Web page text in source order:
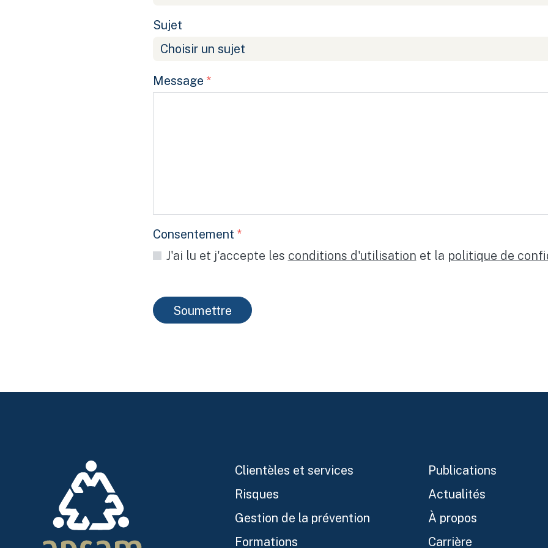
Sujet
Message *
Consentement *
J'ai lu et j'accepte les conditions d'utilisation et la politique de
Soumettre
Clientèles et services
Risques
Gestion de la prévention
Formations
Publications
Actualités
À propos
Carrière